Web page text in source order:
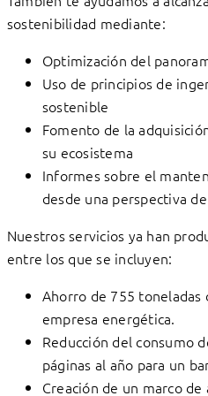
sostenibilidad mediante:
Optimización del
Uso de principios de
sostenible
Fomento de la
su ecosistema
Informes sobre el
desde una perspectiva
Nuestros servicios ya han
entre los que se incluyen:
Ahorro de 755 toneladas
empresa energética.
Reducción del consumo
páginas al año para un
Creación de un marco